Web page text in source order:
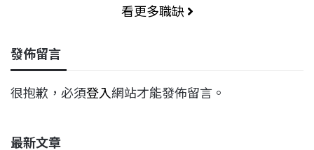
看更多職缺
發佈留言
很抱歉，必須登入網站才能發佈留言。
最新文章